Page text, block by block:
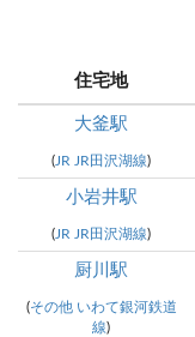
住宅地
大釜駅
(JR JR田沢湖線)
小岩井駅
(JR JR田沢湖線)
厨川駅
(その他 いわて銀河鉄道
線)